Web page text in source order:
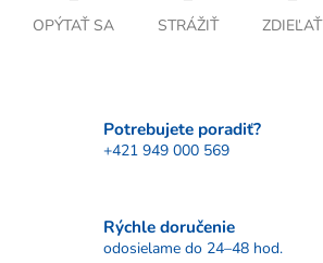
OPÝTAŤ SA STRÁŽIŤ ZDIEĽAŤ
Potrebujete poradiť?
+421 949 000 569
Rýchle doručenie
odosielame do 24–48 hod.